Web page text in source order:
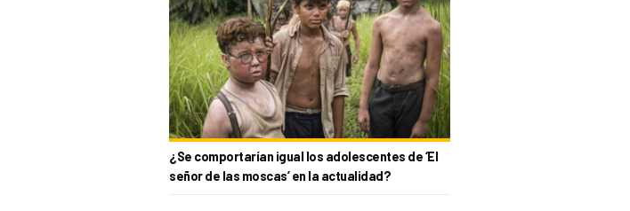
¿Se comportarían igual los adolescentes de ‘El
señor de las moscas’ en la actualidad?